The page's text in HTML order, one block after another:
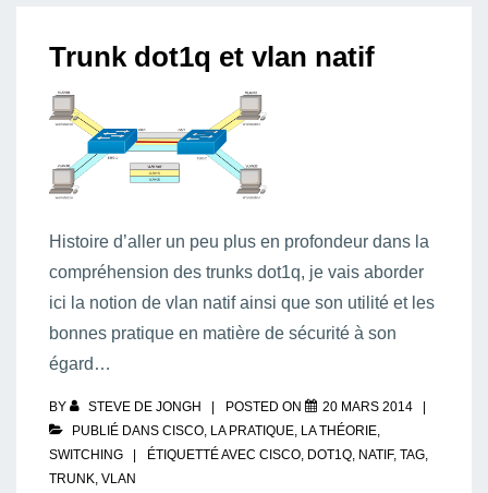
Trunk dot1q et vlan natif
Histoire d’aller un peu plus en profondeur dans la
compréhension des trunks dot1q, je vais aborder
ici la notion de vlan natif ainsi que son utilité et les
bonnes pratique en matière de sécurité à son
égard…
BY STEVE DE JONGH POSTED ON
20 MARS 2014
PUBLIÉ DANS CISCO LA PRATIQUE LA THÉORIE
SWITCHING
ÉTIQUETTÉ AVEC CISCO DOT1Q NATIF, TAG
TRUNK VLAN